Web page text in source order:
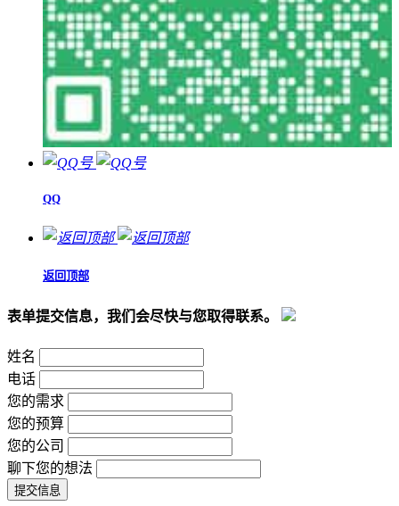
QQ
返回顶部
表单提交信息，我们会尽快与您取得联系。
姓名
电话
您的需求
您的预算
您的公司
聊下您的想法